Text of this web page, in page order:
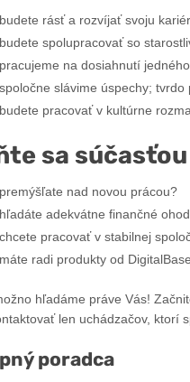
budete rásť a rozvíjať svoju
budete spolupracovať so
pracujeme na dosiahnutí
spoločne slávime úspechy;
budete pracovať v kultúrne
sa
premýšľate nad novou prácou?
hľadáte adekvátne finančné
chcete pracovať v stabilnej
máte radi produkty od
hľadáme práve Vás!
len uchádzačov, ktorí
poradca